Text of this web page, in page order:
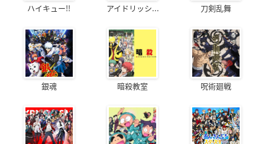
ハイキュー!! アイドリッシ... 刀剣乱舞
銀魂 暗殺教室 呪術廻戦